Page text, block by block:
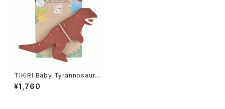
TIKIRI Baby Tyrannosaurus
Rex Rubber Toy 恐竜 歯
固め
¥1,760